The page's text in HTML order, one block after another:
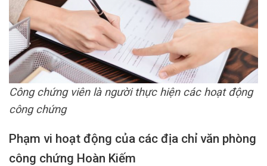
Công chứng viên là người thực hiện các hoạt động
công chứng
Phạm vi hoạt động của các địa chỉ văn phòng
công chứng Hoàn Kiếm